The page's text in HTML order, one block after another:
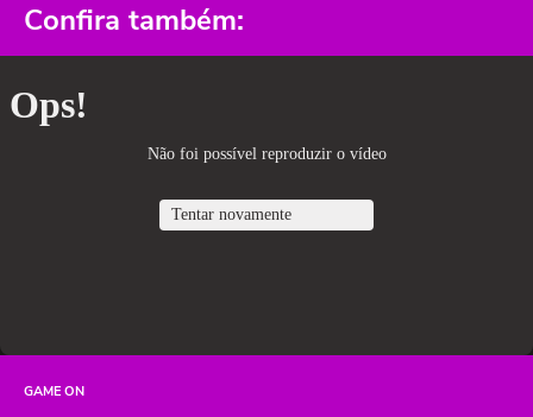
Confira também:
GAME ON